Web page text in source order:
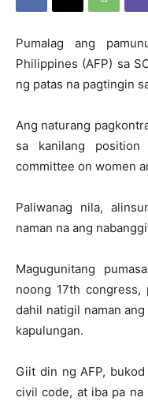
Pumalag ang
Philippines (AFP) sa
ng patas na pagtingin
Ang naturang
sa kanilang
committee on women
Paliwanag nila,
naman na ang
Magugunitang
noong 17th
dahil natigil naman
kapulungan.
Giit din ng AFP,
civil code, at iba pa na